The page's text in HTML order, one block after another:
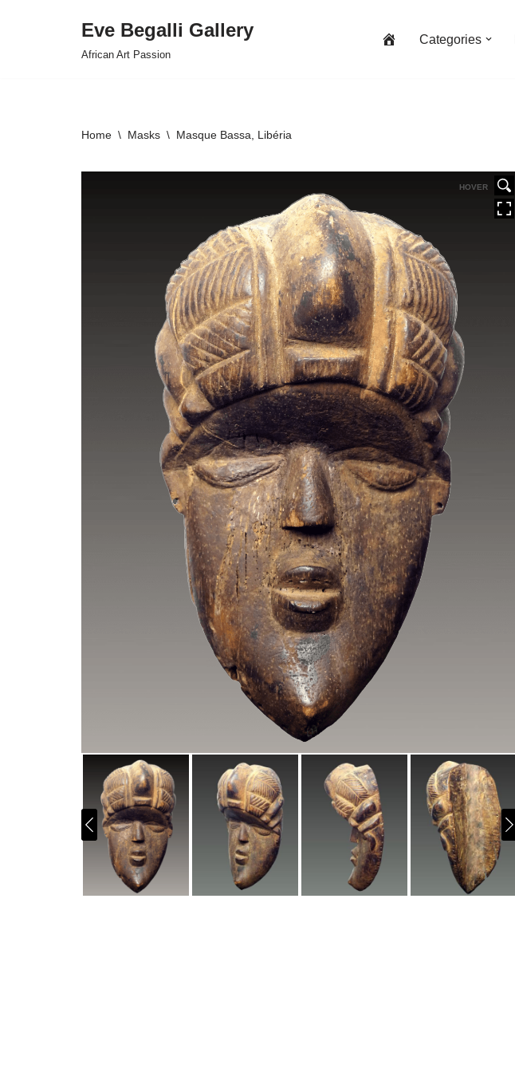
Eve Begalli Gallery
African Art Passion
Categories
Home \ Masks \ Masque Bassa, Libéria
HOVER